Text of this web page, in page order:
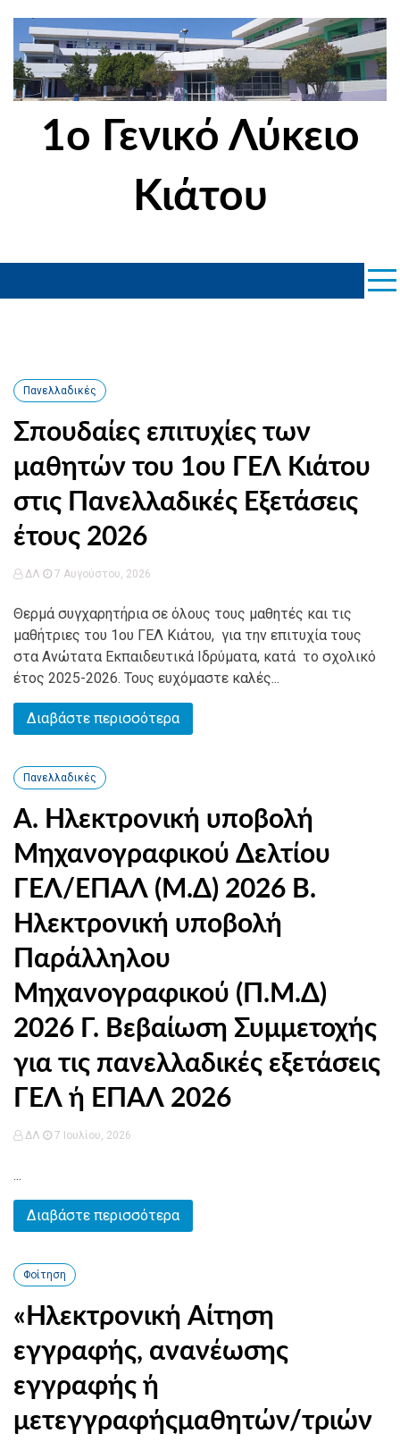
content
1ο Γενικό Λύκειο
Κιάτου
Πανελλαδικές
Σπουδαίες επιτυχίες των
μαθητών του 1ου ΓΕΛ Κιάτου
στις Πανελλαδικές Εξετάσεις
έτους 2026
ΔΛ 7 Αυγούστου, 2026
Θερμά συγχαρητήρια σε όλους τους μαθητές και τις
μαθήτριες του 1ου ΓΕΛ Κιάτου, για την επιτυχία τους
στα Ανώτατα Εκπαιδευτικά Ιδρύματα, κατά το σχολικό
έτος 2025-2026. Τους ευχόμαστε καλές...
Διαβάστε περισσότερα
Πανελλαδικές
Α. Ηλεκτρονική υποβολή
Μηχανογραφικού Δελτίου
ΓΕΛ/ΕΠΑΛ (Μ.Δ) 2026 Β.
Ηλεκτρονική υποβολή
Παράλληλου
Μηχανογραφικού (Π.Μ.Δ)
2026 Γ. Βεβαίωση Συμμετοχής
για τις πανελλαδικές εξετάσεις
ΓΕΛ ή ΕΠΑΛ 2026
ΔΛ 7 Ιουλίου, 2026
...
Διαβάστε περισσότερα
Φοίτηση
«Ηλεκτρονική Αίτηση
εγγραφής, ανανέωσης
εγγραφής ή
μετεγγραφήςμαθητών/τριών